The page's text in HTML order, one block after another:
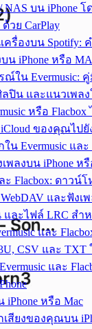
NAS บน iPhone
วย CarPlay
ครื่องบน
น iPhone หรือ
ณ์ใน Evermusic:
ปิน และแนวเพล
หรือ Flacbox
ของคุณไปยัง
Evermusic แล
พลงบน iPhone ห
ะ Flacbox: ดาว
และฟังเพ
ละไฟล์ LRC สำห
และ
CSV และ TXT
และ
iPhone หรือ Mac
งของคุณบน